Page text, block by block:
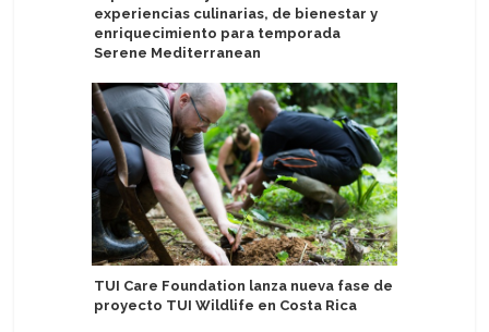
experiencias culinarias, de bienestar y
enriquecimiento para temporada
Serene Mediterranean
TUI Care Foundation lanza nueva fase de
proyecto TUI Wildlife en Costa Rica